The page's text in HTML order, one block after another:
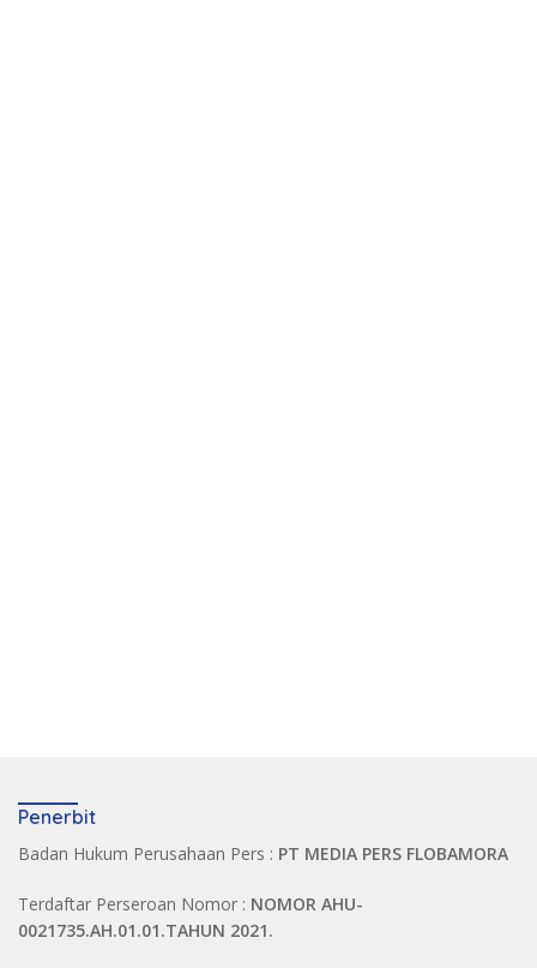
Penerbit
Badan Hukum Perusahaan Pers : PT MEDIA PERS FLOBAMORA
Terdaftar Perseroan Nomor : NOMOR AHU-
0021735.AH.01.01.TAHUN 2021.